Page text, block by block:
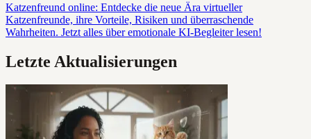
Katzenfreund online: Entdecke die neue Ära virtueller
Katzenfreunde, ihre Vorteile, Risiken und überraschende
Wahrheiten. Jetzt alles über emotionale KI-Begleiter lesen!
Letzte Aktualisierungen